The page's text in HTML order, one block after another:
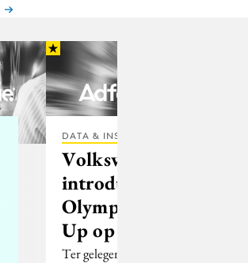
DATA & INSIGHTS
Volkswagen
introduceert
Olympische
Up op geluid
Ter gelegenheid van de